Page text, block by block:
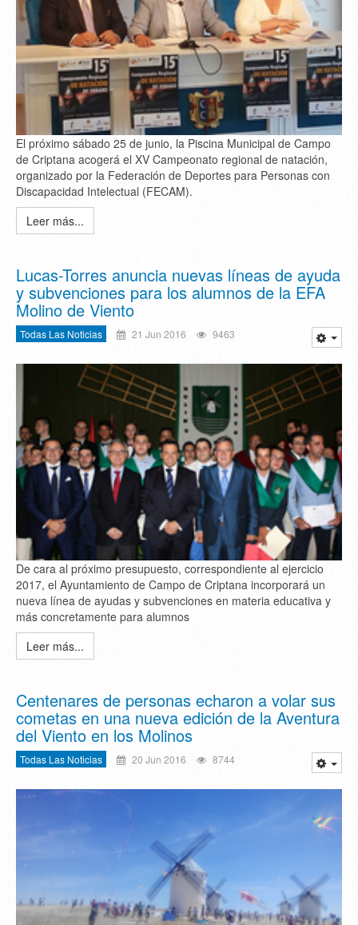
El próximo sábado 25 de junio, la Piscina Municipal de Campo
de Criptana acogerá el XV Campeonato regional de natación,
organizado por la Federación de Deportes para Personas con
Discapacidad Intelectual (FECAM).
Leer más...
Lucas-Torres anuncia nuevas líneas de ayuda
y subvenciones para los alumnos de la EFA
Molino de Viento
Todas Las Noticias 21 Jun 2016 9463
De cara al próximo presupuesto, correspondiente al ejercicio
2017, el Ayuntamiento de Campo de Criptana incorporará un
nueva línea de ayudas y subvenciones en materia educativa y
más concretamente para alumnos
Leer más...
Centenares de personas echaron a volar sus
cometas en una nueva edición de la Aventura
del Viento en los Molinos
Todas Las Noticias 20 Jun 2016 8744